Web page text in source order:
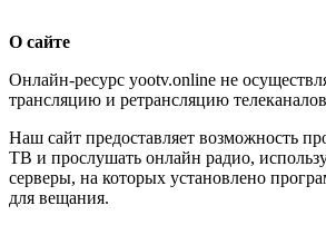
О сайте
Онлайн-ресурс yootv.online не
трансляцию и ретрансляцию
Наш сайт предоставляет возможность
ТВ и прослушать онлайн радио,
серверы, на которых установлено
для вещания.